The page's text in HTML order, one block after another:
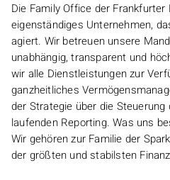
Die Family Office der
eigenständiges Unternehmen,
agiert. Wir betreuen unsere
unabhängig, transparent und
wir alle Dienstleistungen zur
ganzheitliches
der Strategie über die
laufenden Reporting. Was uns
Wir gehören zur Familie der
der größten und stabilsten